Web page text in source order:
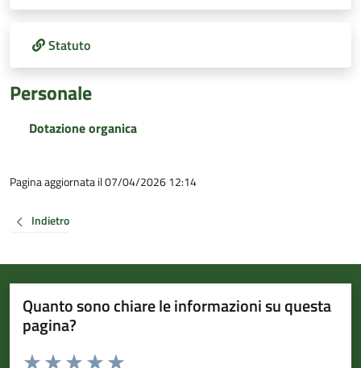
Statuto
Personale
Dotazione organica
Pagina aggiornata il 07/04/2026 12:14
Indietro
Quanto sono chiare le informazioni su questa
pagina?
Valuta da 1 a 5 stelle la pagina